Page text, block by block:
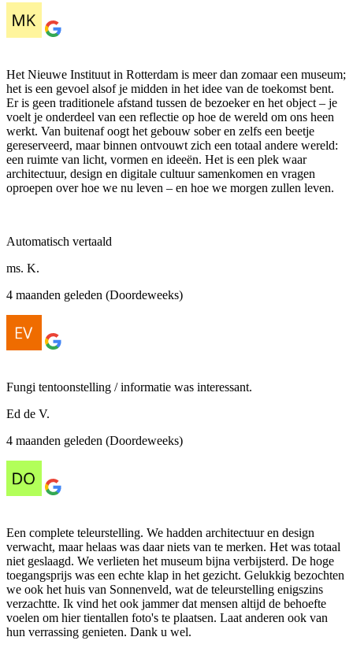
Het Nieuwe Instituut in Rotterdam is meer dan zomaar een museum;
het is een gevoel alsof je midden in het idee van de toekomst bent.
Er is geen traditionele afstand tussen de bezoeker en het object – je
voelt je onderdeel van een reflectie op hoe de wereld om ons heen
werkt. Van buitenaf oogt het gebouw sober en zelfs een beetje
gereserveerd, maar binnen ontvouwt zich een totaal andere wereld:
een ruimte van licht, vormen en ideeën. Het is een plek waar
architectuur, design en digitale cultuur samenkomen en vragen
oproepen over hoe we nu leven – en hoe we morgen zullen leven.
Automatisch vertaald
ms. K.
4 maanden geleden (Doordeweeks)
Fungi tentoonstelling / informatie was interessant.
Ed de V.
4 maanden geleden (Doordeweeks)
Een complete teleurstelling. We hadden architectuur en design
verwacht, maar helaas was daar niets van te merken. Het was totaal
niet geslaagd. We verlieten het museum bijna verbijsterd. De hoge
toegangsprijs was een echte klap in het gezicht. Gelukkig bezochten
we ook het huis van Sonnenveld, wat de teleurstelling enigszins
verzachtte. Ik vind het ook jammer dat mensen altijd de behoefte
voelen om hier tientallen foto's te plaatsen. Laat anderen ook van
hun verrassing genieten. Dank u wel.